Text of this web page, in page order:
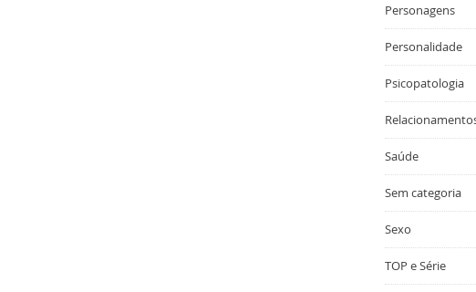
Personagens
Personalidade
Psicopatologia
Saúde
Sem categoria
Sexo
TOP e Série